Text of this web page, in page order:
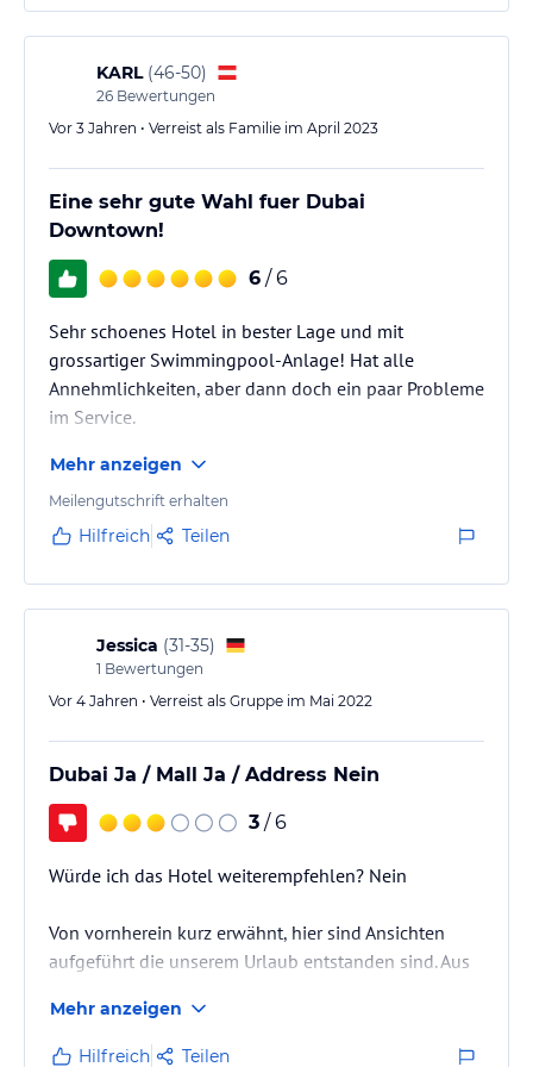
Hoteliers-/Veranstalter-/Kataloginformationen. Alle Angaben
ohne Gewähr und ohne Prüfung durch HolidayCheck. Bitte
jeweiligen Veranstalters.
KARL (46-50)
26 Bewertungen
Vor 3 Jahren • Verreist als Familie im April 2023
Eine sehr gute Wahl fuer Dubai
Downtown!
6 / 6
Sehr schoenes Hotel in bester Lage und mit
grossartiger Swimmingpool-Anlage! Hat alle
Annehmlichkeiten, aber dann doch ein paar Probleme
im Service.
Mehr anzeigen
Meilengutschrift erhalten
Hilfreich Teilen
Jessica (31-35)
1 Bewertungen
Vor 4 Jahren • Verreist als Gruppe im Mai 2022
Dubai Ja / Mall Ja / Address Nein
3 / 6
Würde ich das Hotel weiterempfehlen? Nein
Von vornherein kurz erwähnt, hier sind Ansichten
aufgeführt die unserem Urlaub entstanden sind. Aus
Problem oder etwas negatives darstellen. Wir wollen
nur die Ansichten wiedergeben.
Mehr anzeigen
Hilfreich Teilen